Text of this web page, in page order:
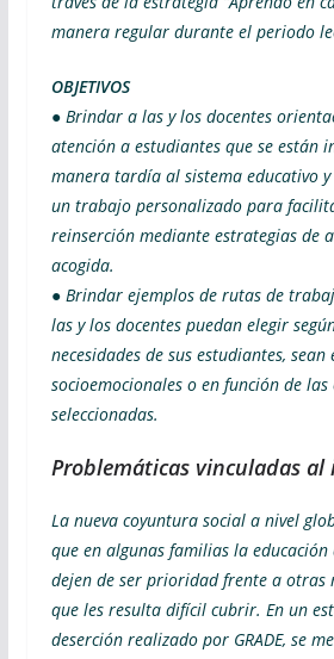
manera regular durante el periodo
OBJETIVOS
● Brindar a las y los docentes
atención a estudiantes que se están
manera tardía al sistema educativo
un trabajo personalizado para
reinserción mediante estrategias de
acogida.
● Brindar ejemplos de rutas de
las y los docentes puedan elegir
necesidades de sus estudiantes, sean
socioemocionales o en función de las
seleccionadas.
Problemáticas vinculadas al
La nueva coyuntura social a nivel
que en algunas familias la educación
dejen de ser prioridad frente a otras
que les resulta difícil cubrir. En un
deserción realizado por GRADE, se